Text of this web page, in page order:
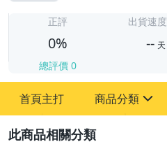
正評
0%
總評價 0
出貨速度
-- 天
首頁主打 商品分類